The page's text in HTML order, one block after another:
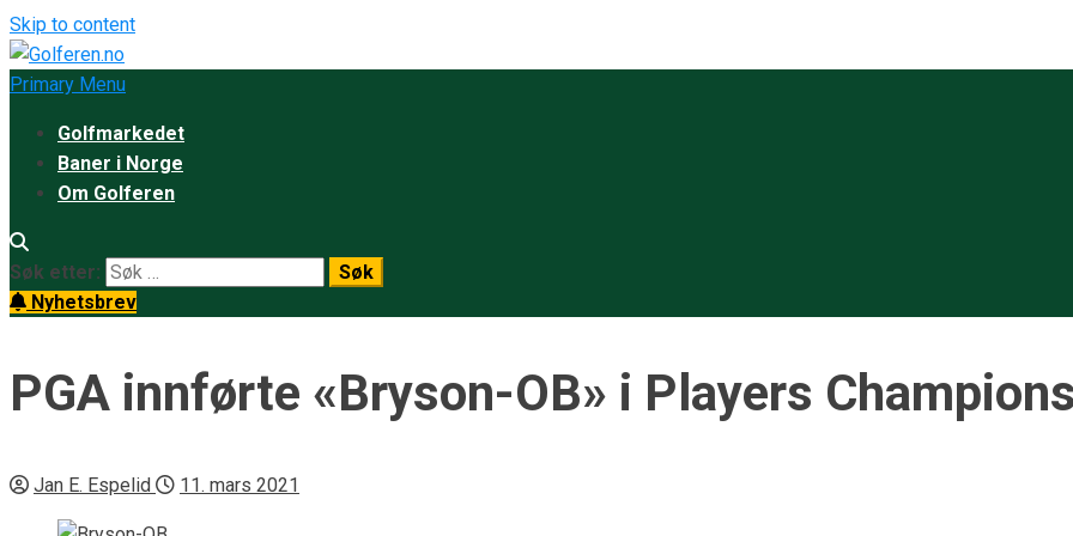
Skip to content
Primary Menu
Golfmarkedet
Baner i Norge
Om Golferen
Søk etter:
Nyhetsbrev
PGA innførte «Bryson-OB» i Players
Jan E. Espelid 11. mars 2021